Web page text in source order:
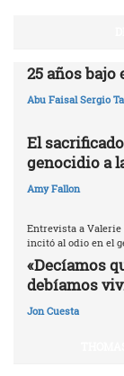
25 años bajo
Abu Faisal Sergio
El
genocidio a
Amy Fallon
Entrevista a
incitó al odio en el
«Decíamos
debíamos
Jon Cuesta